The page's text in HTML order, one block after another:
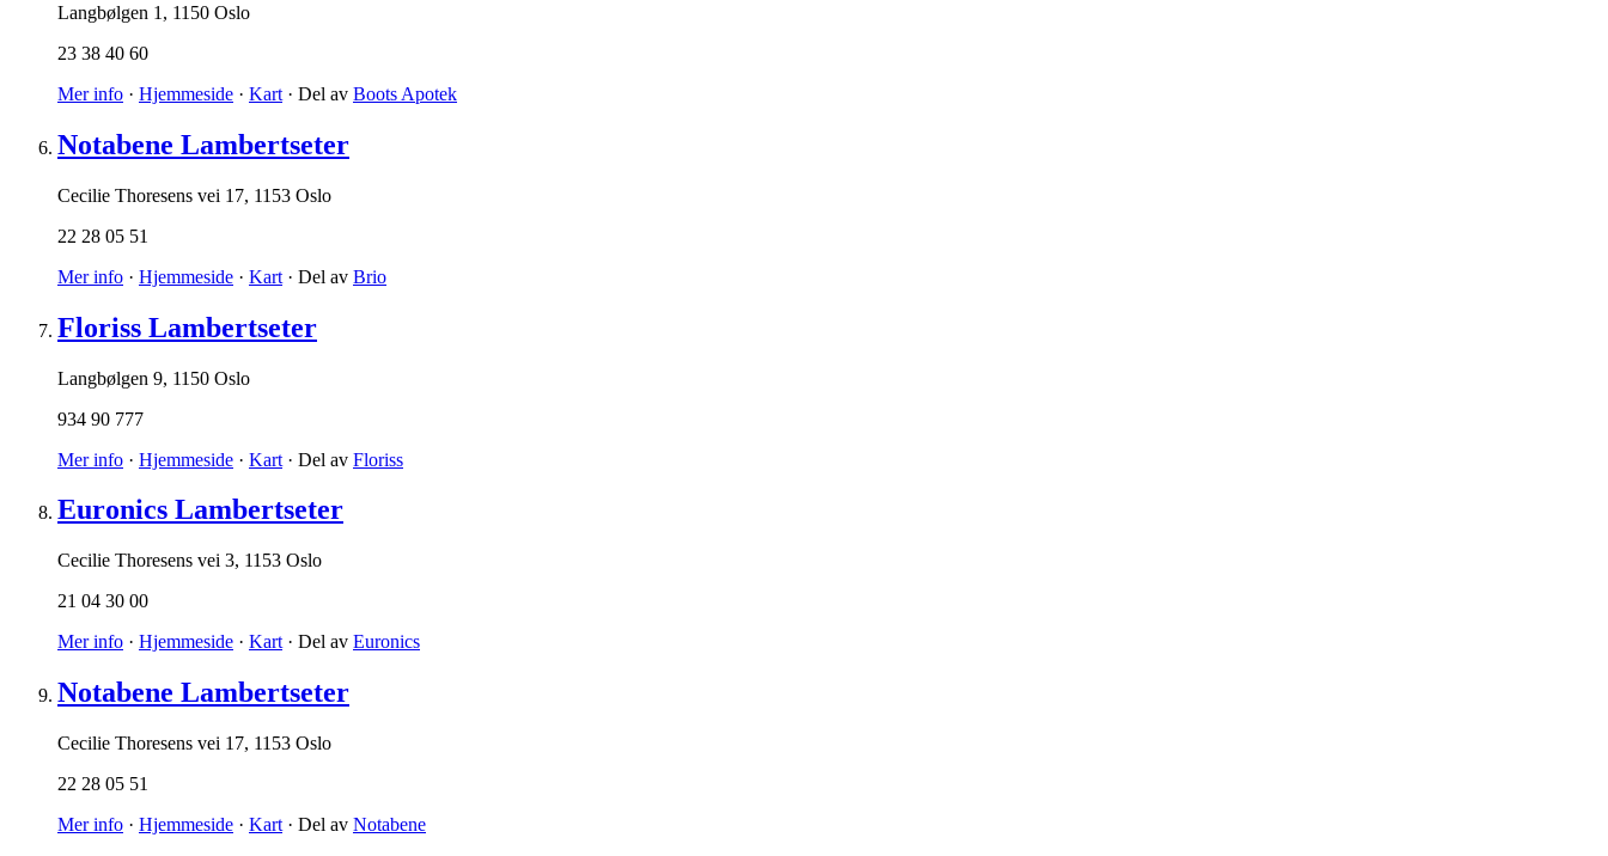
Langbølgen 1 , 1150 Oslo
23 38 40 60
Mer info · Hjemmeside · Kart · Del av Boots Apotek
Notabene Lambertseter
Cecilie Thoresens vei 17, 1153 Oslo
22 28 05 51
Mer info · Hjemmeside · Kart · Del av Brio
Floriss Lambertseter
Langbølgen 9, 1150 Oslo
934 90 777
Mer info · Hjemmeside · Kart · Del av Floriss
Euronics Lambertseter
Cecilie Thoresens vei 3, 1153 Oslo
21 04 30 00
Mer info · Hjemmeside · Kart · Del av Euronics
Notabene Lambertseter
Cecilie Thoresens vei 17, 1153 Oslo
22 28 05 51
Mer info · Hjemmeside · Kart · Del av Notabene